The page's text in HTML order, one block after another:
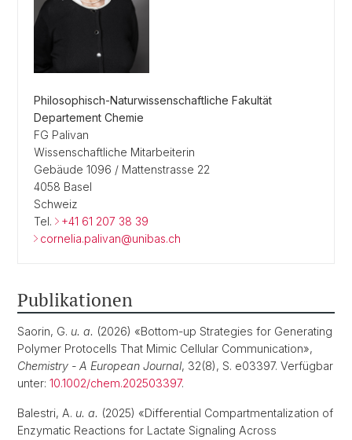
Philosophisch-Naturwissenschaftliche Fakultät
Departement Chemie
FG Palivan
Wissenschaftliche Mitarbeiterin
Gebäude 1096 / Mattenstrasse 22
4058 Basel
Schweiz
Tel.
+41 61 207 38 39
cornelia.palivan@unibas.ch
Publikationen
Saorin, G. u. a. (2026) «Bottom-up Strategies for Generating
Polymer Protocells That Mimic Cellular Communication»,
Chemistry - A European Journal, 32(8), S. e03397. Verfügbar
unter: 10.1002/chem.202503397.
Balestri, A. u. a. (2025) «Differential Compartmentalization of
Enzymatic Reactions for Lactate Signaling Across